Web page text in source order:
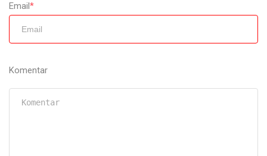
Email*
Komentar